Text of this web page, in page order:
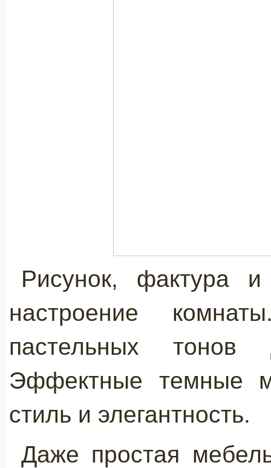
Рисунок, фактура
настроение
пастельных тонов
Эффектные темные
стиль и элегантность.
Даже простая